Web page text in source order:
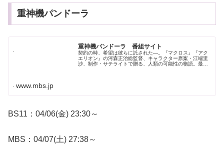
重神機パンドーラ
重神機パンドーラ 番組サイト
契約の時、希望は彼らに託された―。『マクロス』『アク
エリオン』の河森正治総監督、キャラクター原案・江端里
沙、制作・サテライトで贈る、人類の可能性の物語。最新
www.mbs.jp
BS11：04/06(金) 23:30～
MBS：04/07(土) 27:38～